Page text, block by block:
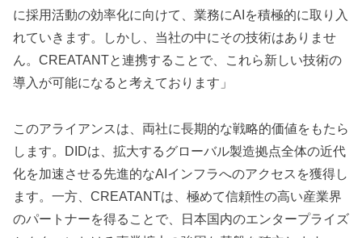
に採用活動の効率化に向けて、業務にAIを積極的に取り入
れていきます。しかし、当社の中にその技術はありませ
ん。CREATANTと連携することで、これら新しい技術の
導入が可能になると考えております」
このアライアンスは、両社に長期的な戦略的価値をもたら
します。DIDは、拡大するグローバル製造拠点全体の近代
化を加速させる先進的なAIインフラへのアクセスを獲得し
ます。一方、CREATANTは、極めて信頼性の高い産業界
のパートナーを得ることで、日本国内のエンタープライズ